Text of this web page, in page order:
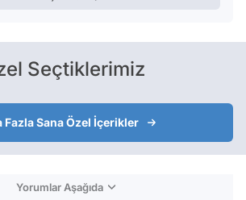
Seçtiklerimiz
Fazla Sana Özel İçerikler
Yorumlar Aşağıda